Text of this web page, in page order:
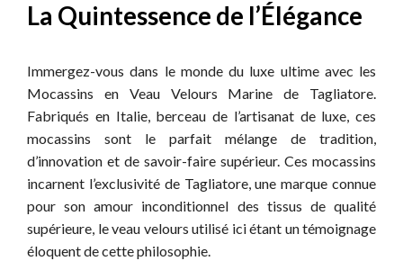
La Quintessence de l’Élégance
Immergez-vous dans le monde du luxe ultime avec les
Mocassins en Veau Velours Marine de Tagliatore.
Fabriqués en Italie, berceau de l’artisanat de luxe, ces
mocassins sont le parfait mélange de tradition,
d’innovation et de savoir-faire supérieur. Ces mocassins
incarnent l’exclusivité de Tagliatore, une marque connue
pour son amour inconditionnel des tissus de qualité
supérieure, le veau velours utilisé ici étant un témoignage
éloquent de cette philosophie.